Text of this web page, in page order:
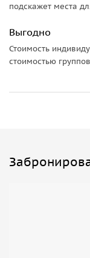
Саровского.
подскажет места
Выгодно
Стоимость
стоимостью